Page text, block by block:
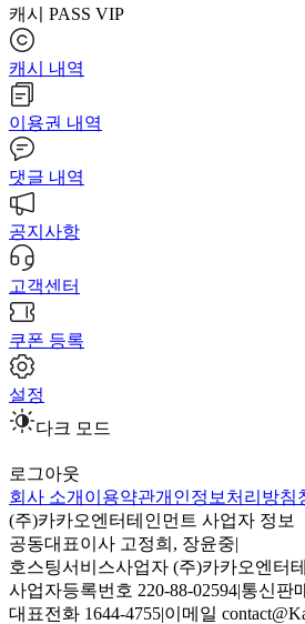
캐시 PASS VIP
캐시 내역
이용권 내역
댓글 내역
공지사항
고객센터
쿠폰 등록
설정
다크 모드
로그아웃
회사 소개 이용약관개인정보처리방침
(주)카카오엔터테인먼트 사업자 정보
공동대표이사 고정희, 장윤중|
호스팅서비스사업자 (주)카카오엔터
사업자등록번호 220-88-02594|통신판
대표전화 1644-4755|이메일